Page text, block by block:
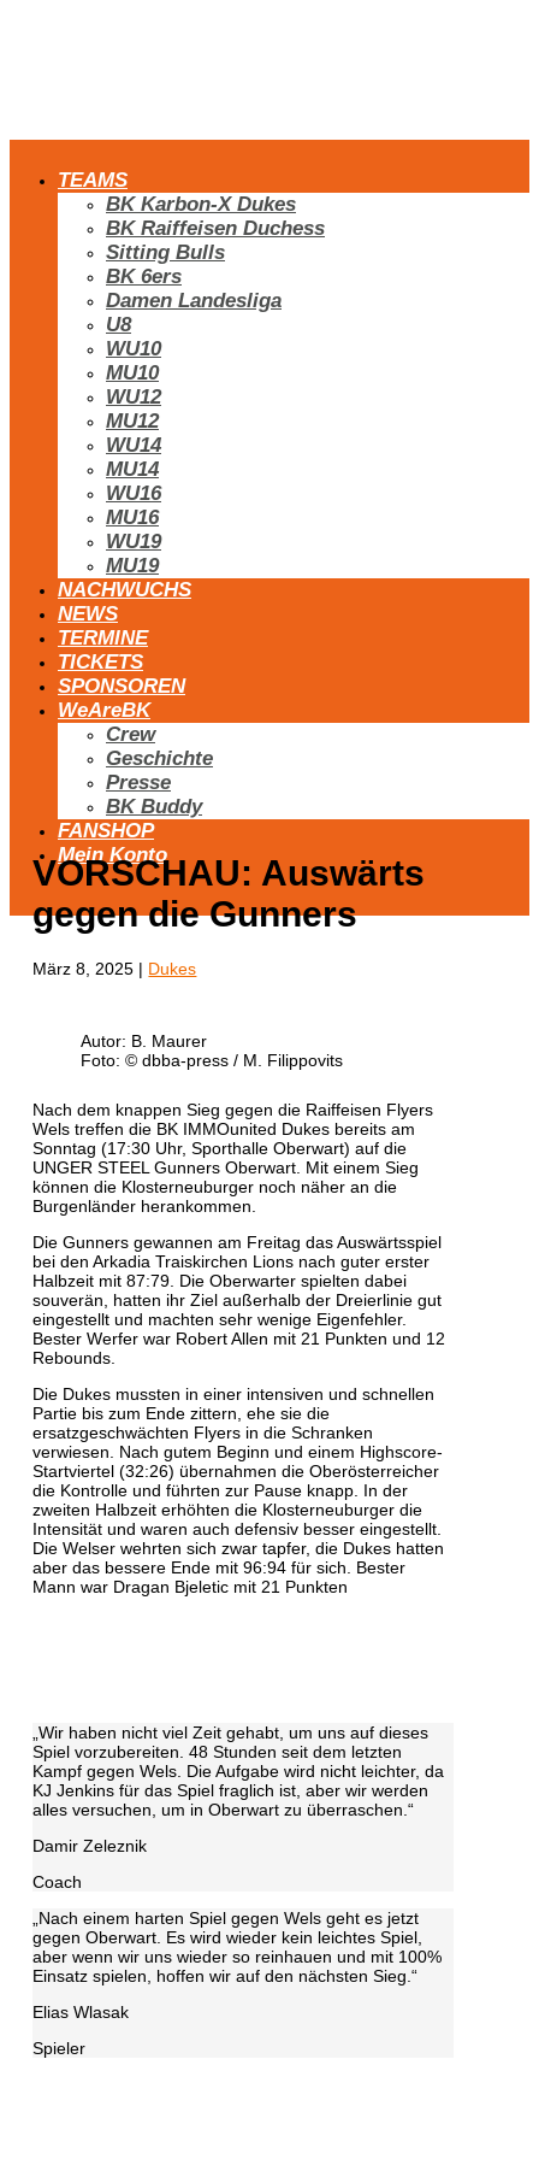
TEAMS
BK Karbon-X Dukes
BK Raiffeisen Duchess
Sitting Bulls
BK 6ers
Damen Landesliga
U8
WU10
MU10
WU12
MU12
WU14
MU14
WU16
MU16
WU19
MU19
NACHWUCHS
NEWS
TERMINE
TICKETS
SPONSOREN
WeAreBK
Crew
Geschichte
Presse
BK Buddy
FANSHOP
Mein Konto
VORSCHAU: Auswärts
gegen die Gunners
März 8, 2025 | Dukes
Autor: B. Maurer
Foto: © dbba-press / M. Filippovits
Nach dem knappen Sieg gegen die Raiffeisen Flyers
Wels treffen die BK IMMOunited Dukes bereits am
Sonntag (17:30 Uhr, Sporthalle Oberwart) auf die
UNGER STEEL Gunners Oberwart. Mit einem Sieg
können die Klosterneuburger noch näher an die
Burgenländer herankommen.
Die Gunners gewannen am Freitag das Auswärtsspiel
bei den Arkadia Traiskirchen Lions nach guter erster
Halbzeit mit 87:79. Die Oberwarter spielten dabei
souverän, hatten ihr Ziel außerhalb der Dreierlinie gut
eingestellt und machten sehr wenige Eigenfehler.
Bester Werfer war Robert Allen mit 21 Punkten und 12
Rebounds.
Die Dukes mussten in einer intensiven und schnellen
Partie bis zum Ende zittern, ehe sie die
ersatzgeschwächten Flyers in die Schranken
verwiesen. Nach gutem Beginn und einem Highscore-
Startviertel (32:26) übernahmen die Oberösterreicher
die Kontrolle und führten zur Pause knapp. In der
zweiten Halbzeit erhöhten die Klosterneuburger die
Intensität und waren auch defensiv besser eingestellt.
Die Welser wehrten sich zwar tapfer, die Dukes hatten
aber das bessere Ende mit 96:94 für sich. Bester
Mann war Dragan Bjeletic mit 21 Punkten
„Wir haben nicht viel Zeit gehabt, um uns auf dieses
Spiel vorzubereiten. 48 Stunden seit dem letzten
Kampf gegen Wels. Die Aufgabe wird nicht leichter, da
KJ Jenkins für das Spiel fraglich ist, aber wir werden
alles versuchen, um in Oberwart zu überraschen.“
Damir Zeleznik
Coach
„Nach einem harten Spiel gegen Wels geht es jetzt
gegen Oberwart. Es wird wieder kein leichtes Spiel,
aber wenn wir uns wieder so reinhauen und mit 100%
Einsatz spielen, hoffen wir auf den nächsten Sieg.“
Elias Wlasak
Spieler